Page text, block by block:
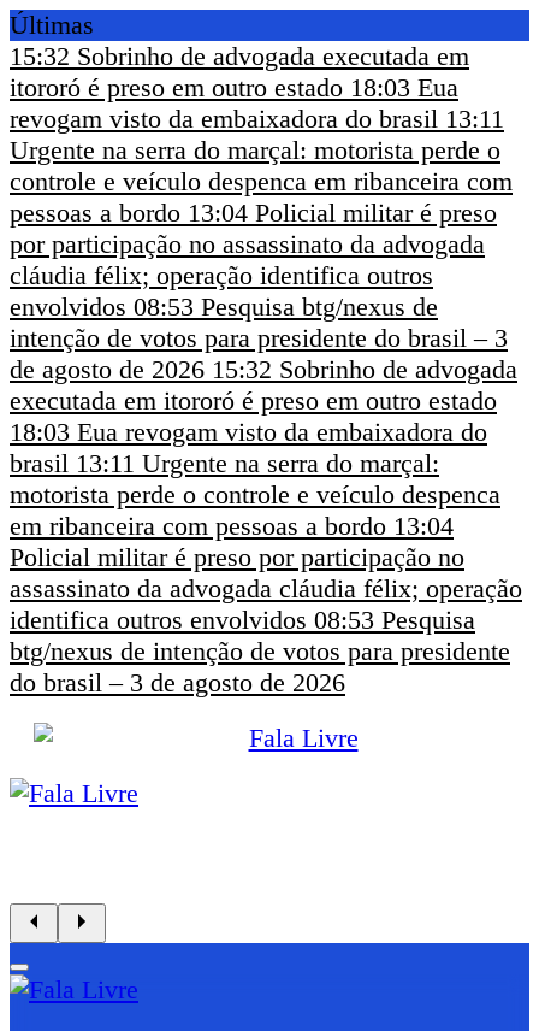
Últimas
15:32 Sobrinho de advogada executada em
itororó é preso em outro estado 18:03 Eua
revogam visto da embaixadora do brasil 13:11
Urgente na serra do marçal: motorista perde o
controle e veículo despenca em ribanceira com
pessoas a bordo 13:04 Policial militar é preso
por participação no assassinato da advogada
cláudia félix; operação identifica outros
envolvidos 08:53 Pesquisa btg/nexus de
intenção de votos para presidente do brasil – 3
de agosto de 2026 15:32 Sobrinho de advogada
executada em itororó é preso em outro estado
18:03 Eua revogam visto da embaixadora do
brasil 13:11 Urgente na serra do marçal:
motorista perde o controle e veículo despenca
em ribanceira com pessoas a bordo 13:04
Policial militar é preso por participação no
assassinato da advogada cláudia félix; operação
identifica outros envolvidos 08:53 Pesquisa
btg/nexus de intenção de votos para presidente
do brasil – 3 de agosto de 2026